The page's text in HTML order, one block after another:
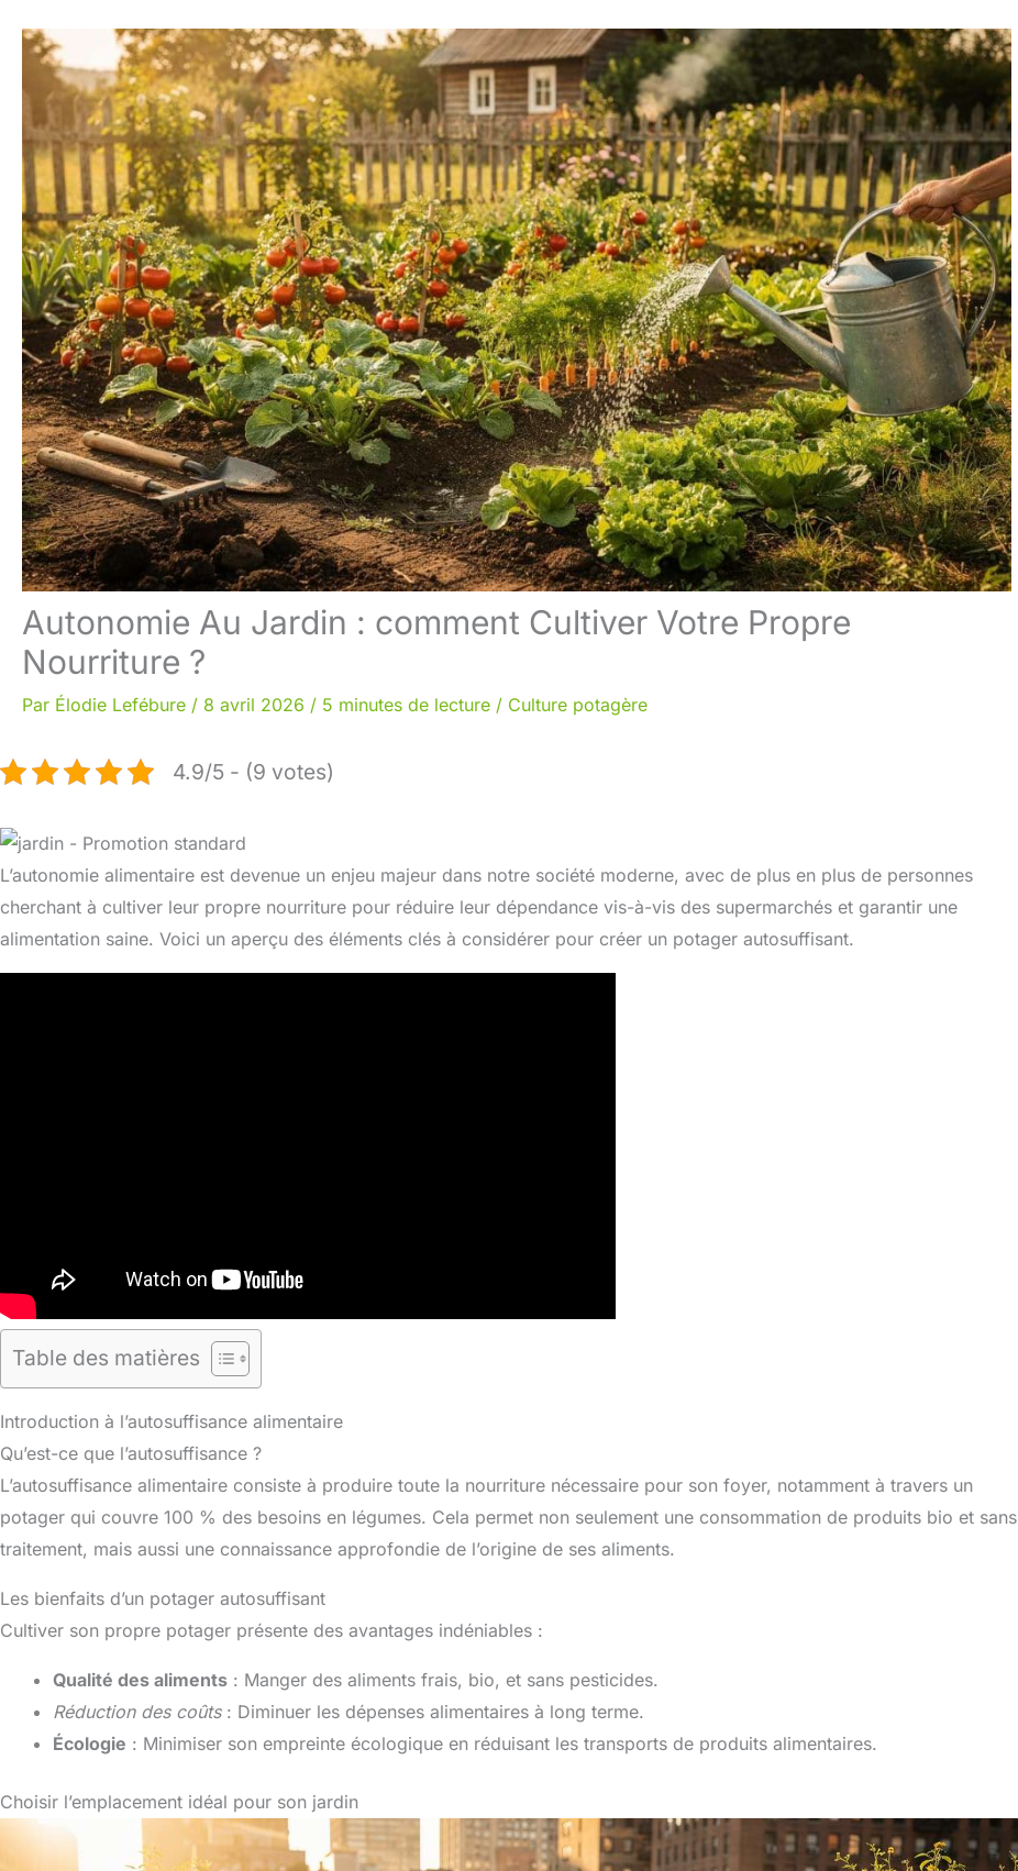
Autonomie Au Jardin : comment Cultiver Votre Propre
Nourriture ?
Par Élodie Lefébure / 8 avril 2026 / 5 minutes de lecture / Culture potagère
4.9/5 - (9 votes)
L’autonomie alimentaire est devenue un enjeu majeur dans notre société moderne, avec de plus en plus de personnes
cherchant à cultiver leur propre nourriture pour réduire leur dépendance vis-à-vis des supermarchés et garantir une
alimentation saine. Voici un aperçu des éléments clés à considérer pour créer un potager autosuffisant.
Table des matières
Introduction à l’autosuffisance alimentaire
Qu’est-ce que l’autosuffisance ?
L’autosuffisance alimentaire consiste à produire toute la nourriture nécessaire pour son foyer, notamment à travers un
potager qui couvre 100 % des besoins en légumes. Cela permet non seulement une consommation de produits bio et sans
traitement, mais aussi une connaissance approfondie de l’origine de ses aliments.
Les bienfaits d’un potager autosuffisant
Cultiver son propre potager présente des avantages indéniables :
Qualité des aliments : Manger des aliments frais, bio, et sans pesticides.
Réduction des coûts: Diminuer les dépenses alimentaires à long terme.
Écologie : Minimiser son empreinte écologique en réduisant les transports de produits alimentaires.
Choisir l’emplacement idéal pour son jardin